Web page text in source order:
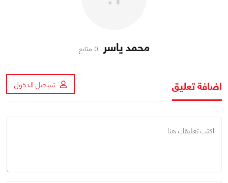
محمد ياسر 0 متابع
اضافة تعليق تسجيل الدخول